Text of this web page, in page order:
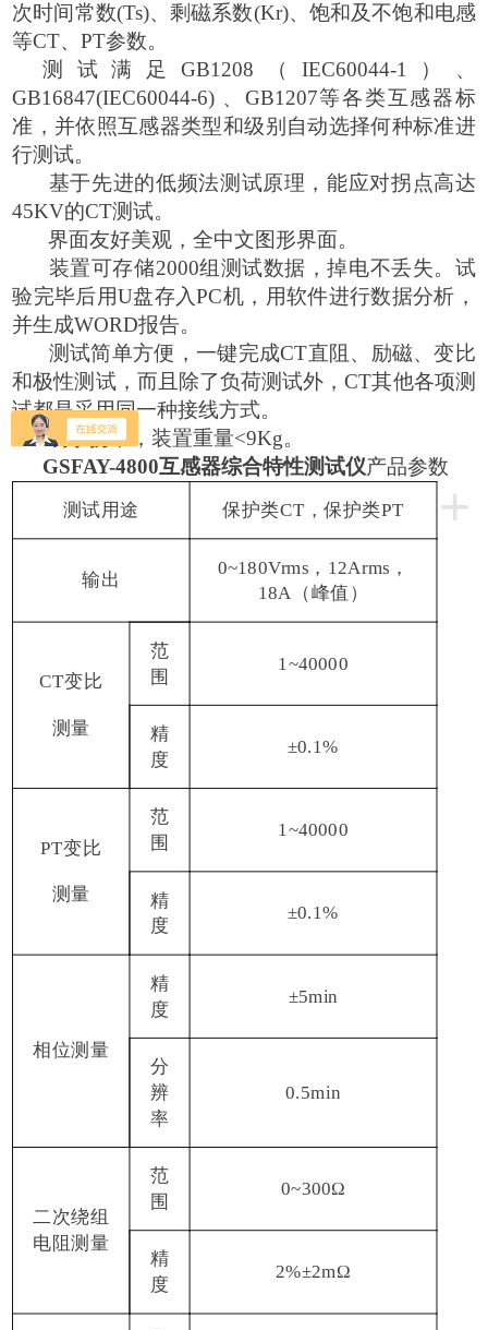
次时间常数(Ts)、剩磁系数(Kr)、饱和及不饱和电感
等CT、PT参数。
测试满足 GB1208（IEC60044-1）、
GB16847(IEC60044-6) 、GB1207等各类互感器标
准，并依照互感器类型和级别自动选择何种标准进
行测试。
基于先进的低频法测试原理，能应对拐点高达
45KV的CT测试。
界面友好美观，全中文图形界面。
装置可存储2000组测试数据，掉电不丢失。试
验完毕后用U盘存入PC机，用软件进行数据分析，
并生成WORD报告。
测试简单方便，一键完成CT直阻、励磁、变比
和极性测试，而且除了负荷测试外，CT其他各项测
试都是采用同一种接线方式。
易于携带，装置重量<9Kg。
GSFAY-4800互感器综合特性测试仪产品参数
+
测试用途 保护类CT，保护类PT
输出
0~180Vrms，12Arms，
18A（峰值）
CT变比
测量
范
围
1~40000
精
度
±0.1%
PT变比
测量
范
围
1~40000
精
度
±0.1%
相位测量
精
度
±5min
分
辨
率
0.5min
二次绕组
电阻测量
范
围
0~300Ω
精
度
2%±2mΩ